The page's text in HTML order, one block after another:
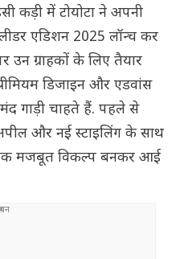
कड़ी में टोयोटा ने अपनी
एडिशन 2025 लॉन्च कर
उन ग्राहकों के लिए तैयार
डिजाइन और एडवांस
गाड़ी चाहते हैं. पहले से
और नई स्टाइलिंग के साथ
मजबूत विकल्प बनकर आई